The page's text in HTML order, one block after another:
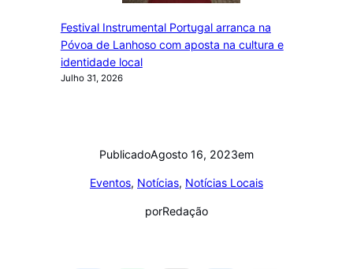
Festival Instrumental Portugal arranca na
Póvoa de Lanhoso com aposta na cultura e
identidade local
Julho 31, 2026
PublicadoAgosto 16, 2023em
Eventos, Notícias, Notícias Locais
porRedação